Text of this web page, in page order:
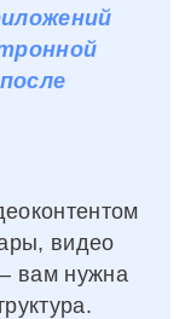
видео
вам нужна